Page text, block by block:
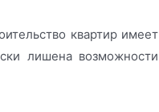
квартир имеет
лишена возможности